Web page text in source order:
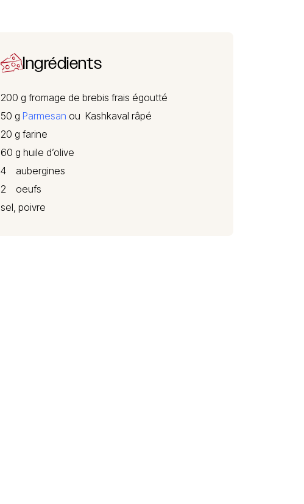
Ingrédients
200 g fromage de brebis frais égoutté
50 g Parmesan ou Kashkaval râpé
20 g farine
60 g huile d’olive
4 aubergines
2 oeufs
sel, poivre